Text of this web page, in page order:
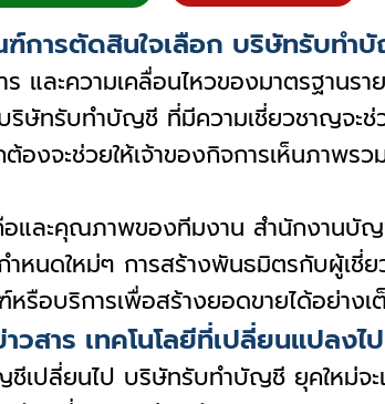
การตัดสินใจเลือก บริษัทรับทำบั
ละคุณภาพของทีมงาน สำนักงานบัญ
ำหนดใหม่ๆ การสร้างพันธมิตรกับผู้เ
อบริการเพื่อสร้างยอดขายได้อย่างเ
ร และความเคลื่อนไหวของมาตรฐาน
ษัทรับทำบัญชี ที่มีความเชี่ยวชาญจะช่
งจะช่วยให้เจ้าของกิจการเห็นภาพร
สาร เทคโนโลยีที่เปลี่ยนแปลงไป
เปลี่ยนไป บริษัทรับทำบัญชี ยุคใหม่จ